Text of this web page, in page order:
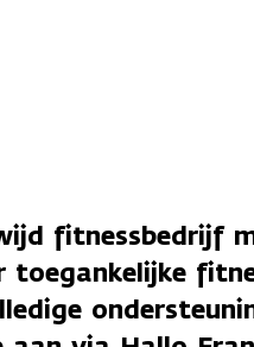
fitnessbedrijf